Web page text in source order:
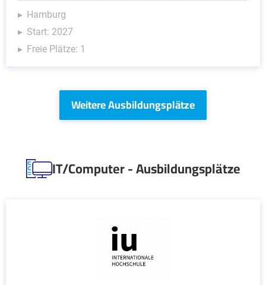
Hamburg
Start: 2027
Freie Plätze: 1
Weitere Ausbildungsplätze
IT/Computer - Ausbildungsplätze